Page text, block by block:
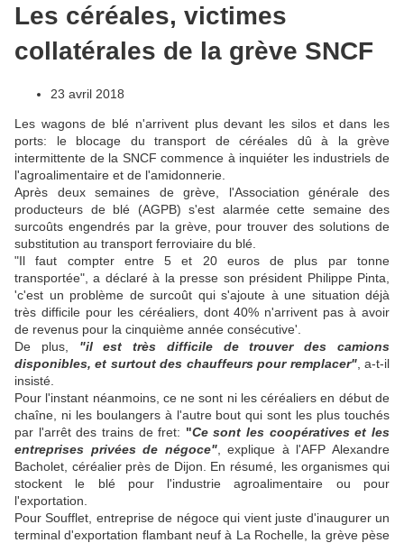
Les céréales, victimes
collatérales de la grève SNCF
23 avril 2018
Les wagons de blé n'arrivent plus devant les silos et dans les
ports: le blocage du transport de céréales dû à la grève
intermittente de la SNCF commence à inquiéter les industriels de
l'agroalimentaire et de l'amidonnerie.
Après deux semaines de grève, l'Association générale des
producteurs de blé (AGPB) s'est alarmée cette semaine des
surcoûts engendrés par la grève, pour trouver des solutions de
substitution au transport ferroviaire du blé.
"Il faut compter entre 5 et 20 euros de plus par tonne
transportée", a déclaré à la presse son président Philippe Pinta,
'c'est un problème de surcoût qui s'ajoute à une situation déjà
très difficile pour les céréaliers, dont 40% n'arrivent pas à avoir
de revenus pour la cinquième année consécutive'.
De plus, "il est très difficile de trouver des camions
disponibles, et surtout des chauffeurs pour remplacer", a-t-il
insisté.
Pour l'instant néanmoins, ce ne sont ni les céréaliers en début de
chaîne, ni les boulangers à l'autre bout qui sont les plus touchés
par l'arrêt des trains de fret: "Ce sont les coopératives et les
entreprises privées de négoce", explique à l'AFP Alexandre
Bacholet, céréalier près de Dijon. En résumé, les organismes qui
stockent le blé pour l'industrie agroalimentaire ou pour
l'exportation.
Pour Soufflet, entreprise de négoce qui vient juste d'inaugurer un
terminal d'exportation flambant neuf à La Rochelle, la grève pèse